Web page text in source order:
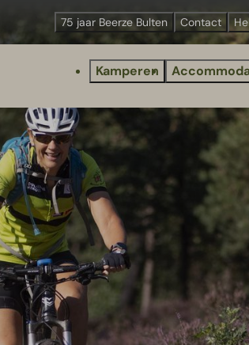
75 jaar Beerze Bulten Contact
Kamperen